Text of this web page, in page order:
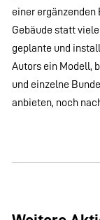
einer ergänzenden
Gebäude statt
geplante und
Autors ein Modell,
und einzelne
anbieten, noch